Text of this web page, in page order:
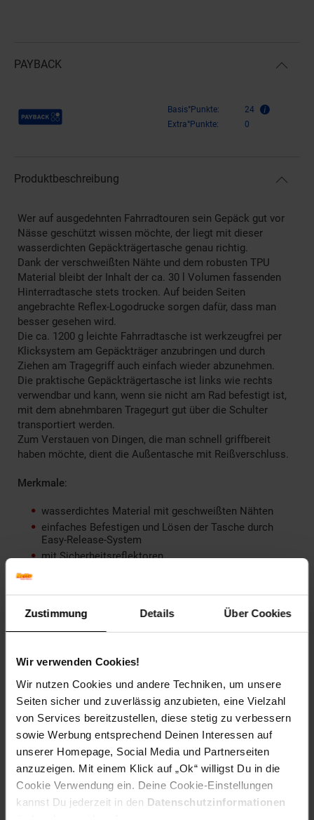
Zustimmung Details Über Cookies
Wir verwenden Cookies!
Wir nutzen Cookies und andere Techniken, um unsere
Seiten sicher und zuverlässig anzubieten, eine Vielzahl
von Services bereitzustellen, diese stetig zu verbessern
sowie Werbung entsprechend Deinen Interessen auf
unserer Homepage, Social Media und Partnerseiten
anzuzeigen. Mit einem Klick auf „Ok“ willigst Du in die
Cookie Verwendung ein. Deine Cookie-Einstellungen
kannst Du jederzeit in den Datenschutzinformationen
PAYBACK
Payback Punkte Basis°Punkte:
24
Extra°Punkte:
0
Produktbeschreibung
Wer auf ausgedehnten Fahrradtouren sein Gepäck gut vor
Nässe geschützt wissen möchte, der liegt mit dieser
wasserdichten Gepäckträgertasche genau richtig.
Dank der verschweißten Nähte und dem robusten TPU
Material bleibt der Inhalt der ca. 30 l Volumen fassenden
Hinterradtasche stets trocken. Auf beiden Seiten
angebrachte Reflex-Logodrucke sorgen dafür, dass man
besser gesehen wird.
Die ca. 1200 g leichte Fahrradtasche ist werkzeugfrei per
Klicksystem am Gepäckträger anzubringen und durch
Ziehen am Tragegriff auch einfach wieder abzunehmen.
Die praktische Gepäckträgertasche ist links wie rechts
verwendbar und kann, wenn sie nicht am Rad befestigt ist,
mit dem abnehmbaren Tragegurt gut über die Schulter
transportiert werden.
Zum Verstauen von Dingen, die man schnell griffbereit
haben möchte, dient die Außentasche mit Reißverschluss.
Merkmale:
wasserdichtes Material mit geschweißten Nähten
einfaches Befestigen und Lösen der Tasche durch
Easy-Release-System
mit Sicherheitsreflektoren
Artikelnummer: 2355776000
Artikel gehört zur Kategorie:
Bewertungen
Versandinformationen